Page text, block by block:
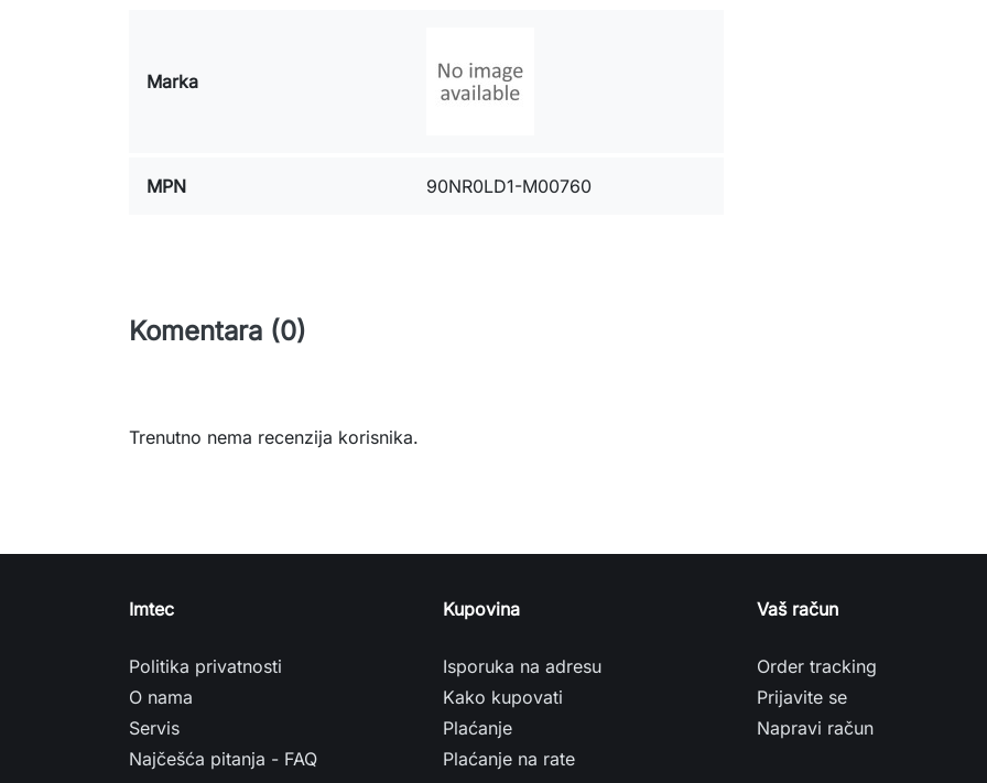
Marka
MPN 90NR0LD1-M00760
Komentara (0)
Trenutno nema recenzija korisnika.
Imtec
Politika privatnosti
O nama
Servis
Najčešća pitanja - FAQ
Kupovina
Isporuka na adresu
Kako kupovati
Plaćanje
Plaćanje na rate
Vaš račun
Order tracking
Prijavite se
Napravi račun